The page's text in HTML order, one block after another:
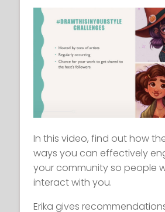
In this video, find out how
ways you can effectively
your community so people
interact with you.
Erika gives